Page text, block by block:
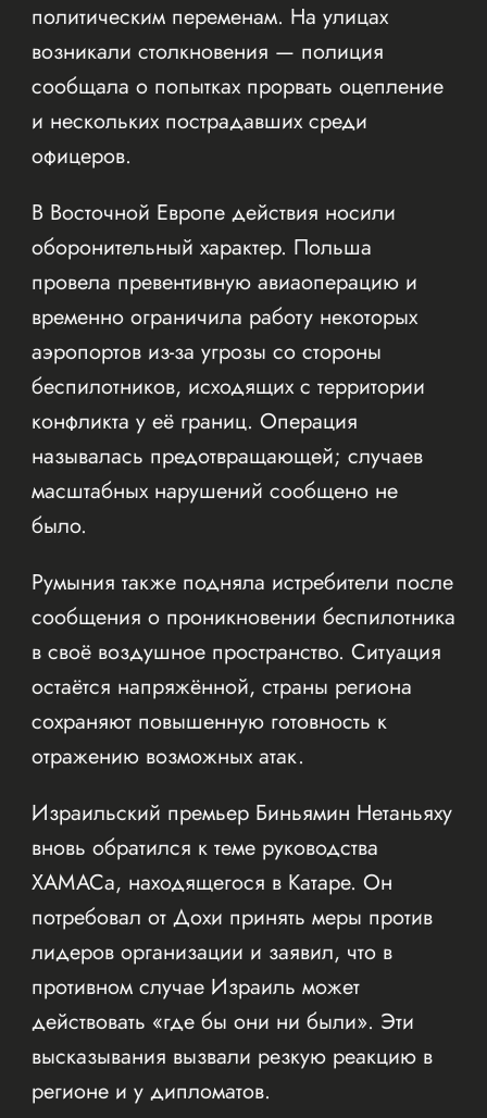
политическим переменам. На улицах
возникали столкновения — полиция
сообщала о попытках прорвать оцепление
и нескольких пострадавших среди
офицеров.
В Восточной Европе действия носили
оборонительный характер. Польша
провела превентивную авиаоперацию и
временно ограничила работу некоторых
аэропортов из-за угрозы со стороны
беспилотников, исходящих с территории
конфликта у её границ. Операция
называлась предотвращающей; случаев
масштабных нарушений сообщено не
было.
Румыния также подняла истребители после
сообщения о проникновении беспилотника
в своё воздушное пространство. Ситуация
остаётся напряжённой, страны региона
сохраняют повышенную готовность к
отражению возможных атак.
Израильский премьер Биньямин Нетаньяху
вновь обратился к теме руководства
ХАМАСа, находящегося в Катаре. Он
потребовал от Дохи принять меры против
лидеров организации и заявил, что в
противном случае Израиль может
действовать «где бы они ни были». Эти
высказывания вызвали резкую реакцию в
регионе и у дипломатов.